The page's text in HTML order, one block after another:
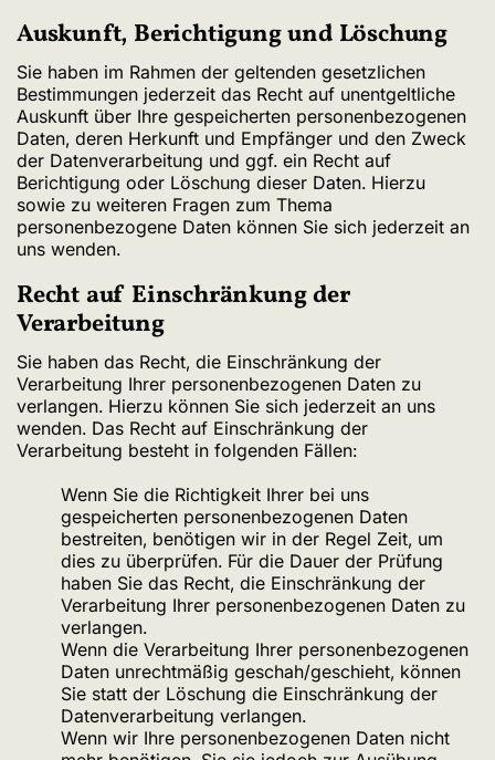
Auskunft, Berichtigung und Löschung
Sie haben im Rahmen der geltenden gesetzlichen
Bestimmungen jederzeit das Recht auf unentgeltliche
Auskunft über Ihre gespeicherten personenbezogenen
Daten, deren Herkunft und Empfänger und den Zweck
der Datenverarbeitung und ggf. ein Recht auf
Berichtigung oder Löschung dieser Daten. Hierzu
sowie zu weiteren Fragen zum Thema
personenbezogene Daten können Sie sich jederzeit an
uns wenden.
Recht auf Einschränkung der
Verarbeitung
Sie haben das Recht, die Einschränkung der
Verarbeitung Ihrer personenbezogenen Daten zu
verlangen. Hierzu können Sie sich jederzeit an uns
wenden. Das Recht auf Einschränkung der
Verarbeitung besteht in folgenden Fällen:
Wenn Sie die Richtigkeit Ihrer bei uns
gespeicherten personenbezogenen Daten
bestreiten, benötigen wir in der Regel Zeit, um
dies zu überprüfen. Für die Dauer der Prüfung
haben Sie das Recht, die Einschränkung der
Verarbeitung Ihrer personenbezogenen Daten zu
verlangen.
Wenn die Verarbeitung Ihrer personenbezogenen
Daten unrechtmäßig geschah/geschieht, können
Sie statt der Löschung die Einschränkung der
Datenverarbeitung verlangen.
Wenn wir Ihre personenbezogenen Daten nicht